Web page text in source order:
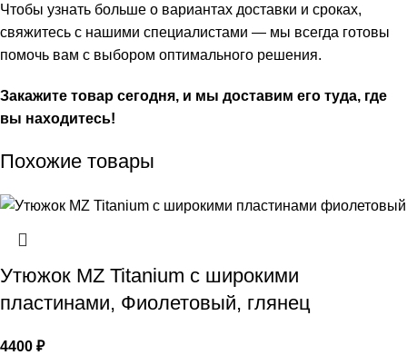
Чтобы узнать больше о вариантах доставки и сроках,
свяжитесь с нашими специалистами — мы всегда готовы
помочь вам с выбором оптимального решения.
Закажите товар сегодня, и мы доставим его туда, где
вы находитесь!
Похожие товары
Утюжок MZ Titanium с широкими
пластинами, Фиолетовый, глянец
4400 ₽